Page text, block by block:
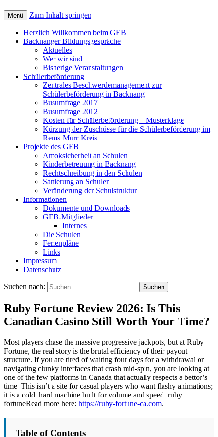
Menü Zum Inhalt springen
Herzlich Willkommen beim GEB
Backnanger Bildungsgespräche
Aktuelles
Wer wir sind
Bisherige Veranstaltungen
Schülerbeförderung
Zentrales Beschwerdemanagement zur
Schülerbeförderung in Backnang
Busumfrage 2017
Busumfrage 2012
Kosten für Schülerbeförderung – Musterklage
Kürzung der Zuschüsse für die Schülerbeförderung im
Rems-Murr-Kreis
Projekte des GEB
Amoksicherheit an Schulen
Kinderbetreuung in Backnang
Rechtschreibung in den Schulen
Sanierung an Schulen
Veränderung der Schulstruktur
Informationen
Dokumente und Downloads
GEB-Mitglieder
Internes
Die Schulen
Ferienpläne
Links
Impressum
Datenschutz
Suchen nach:
Ruby Fortune Review 2026: Is This
Canadian Casino Still Worth Your Time?
Most players chase the massive progressive jackpots, but at Ruby
Fortune, the real story is the brutal efficiency of their payout
structure. If you are tired of waiting four days for a withdrawal or
navigating clunky interfaces that crash mid-spin, you are looking at
one of the few platforms in Canada that actually respects a bettor’s
time. This isn’t a site for casual players who want flashy animations;
it is a cold, hard machine built for volume and speed. ruby
fortuneRead more here: https://ruby-fortune-ca.com.
Table of Contents